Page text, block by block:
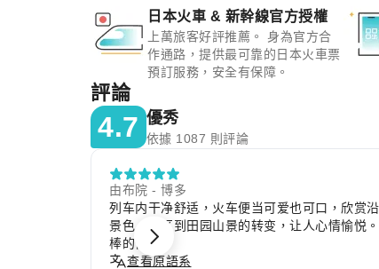
日本火車 & 新幹線官方授權
上萬旅客好評推薦。 身為官方合
作通路，提供最可靠的日本火車票
預訂服務，安全有保障。
評論
4.7 優秀
依據 1087 則評論
由布院 - 博多
列车内干净舒适，火车便当可爱也可口，欣赏
景色，市区到田园山景的转变，让人心情愉悦
棒的体验。
查看原語系